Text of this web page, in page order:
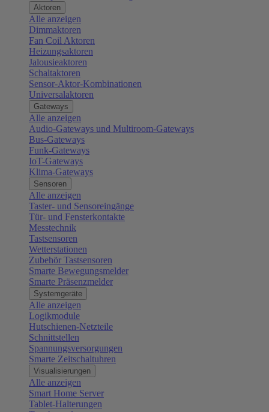
Aktoren
Alle anzeigen
Dimmaktoren
Fan Coil Aktoren
Heizungsaktoren
Jalousieaktoren
Schaltaktoren
Sensor-Aktor-Kombinationen
Universalaktoren
Gateways
Alle anzeigen
Audio-Gateways und Multiroom-Gateways
Bus-Gateways
Funk-Gateways
IoT-Gateways
Klima-Gateways
Sensoren
Alle anzeigen
Taster- und Sensoreingänge
Tür- und Fensterkontakte
Messtechnik
Tastsensoren
Wetterstationen
Zubehör Tastsensoren
Smarte Bewegungsmelder
Smarte Präsenzmelder
Systemgeräte
Alle anzeigen
Logikmodule
Hutschienen-Netzteile
Schnittstellen
Spannungsversorgungen
Smarte Zeitschaltuhren
Visualisierungen
Alle anzeigen
Smart Home Server
Tablet-Halterungen